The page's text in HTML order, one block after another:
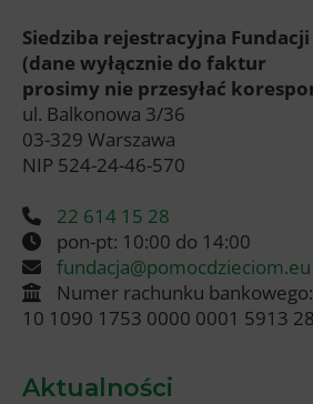
Siedziba rejestracyjna Fundacji
(dane wyłącznie do faktur
prosimy nie przesyłać
ul. Balkonowa 3/36
03-329 Warszawa
NIP 524-24-46-570
22 614 15 28
pon-pt: 10:00 do 14:00
fundacja@pomocdzieciom.eu
Numer rachunku bankowego:
10 1090 1753 0000 0001 5913
Aktualności